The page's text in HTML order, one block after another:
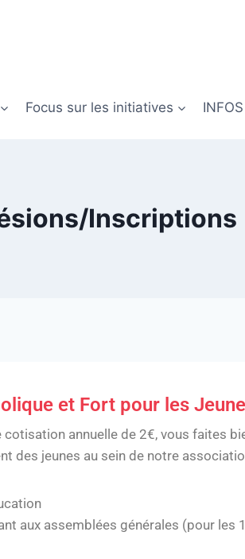
Focus sur les initiatives
Inscriptions
et Fort pour les
annuelle de 2€, vous faites
des jeunes au sein de notre
aux assemblées générales (pour